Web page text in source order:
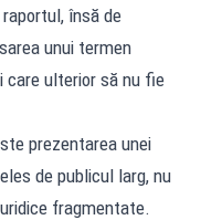
însă de
unui termen
care ulterior să nu fie
prezentarea unei
de publicul larg, nu
fragmentate.